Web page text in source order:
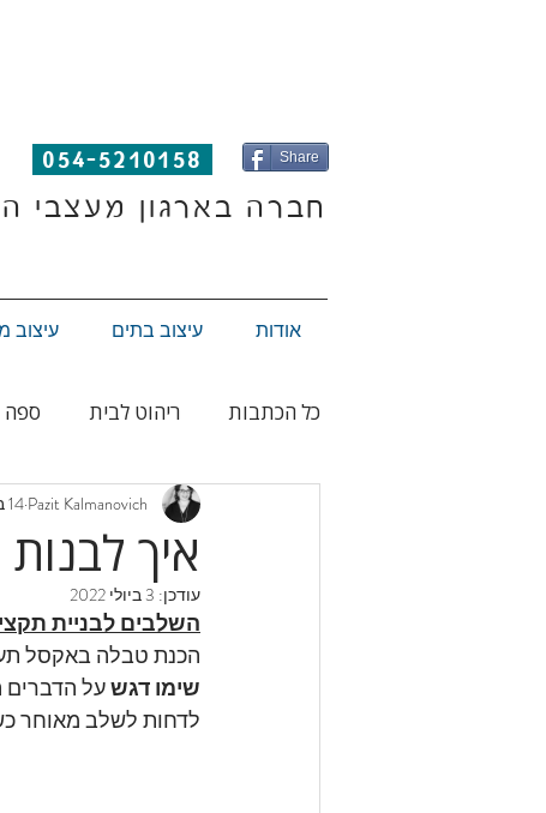
Share
חברה בארגון מעצבי
כל הכתבות ריהוט לבית ספה
תכנון ועיצוב פנים
איך
Pazit Kalmanovich 14 באפר׳ 2020
עודכן: 3 ביולי 2022
השלבים לבניית
הכנת טבלה באקסל
שימו דגש על הדברים
לדחות לשלב מאוחר
עיצוב עיצוב בתים אודות